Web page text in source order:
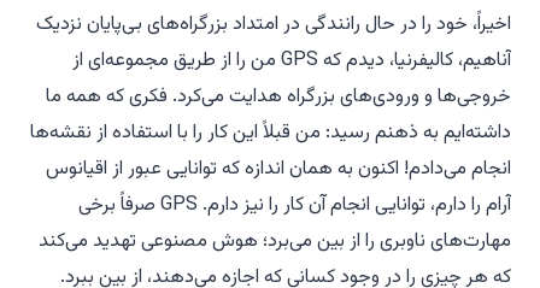
اخیراً، خود را در حال رانندگی در امتداد بزرگراه‌های بی‌پایان نزدیک
آناهیم، کالیفرنیا، دیدم که GPS من را از طریق مجموعه‌ای از
خروجی‌ها و ورودی‌های بزرگراه هدایت می‌کرد. فکری که همه ما
داشته‌ایم به ذهنم رسید: من قبلاً این کار را با استفاده از نقشه‌ها
انجام می‌دادم! اکنون به همان اندازه که توانایی عبور از اقیانوس
آرام را دارم، توانایی انجام آن کار را نیز دارم. GPS صرفاً برخی
مهارت‌های ناوبری را از بین می‌برد؛ هوش مصنوعی تهدید می‌کند
که هر چیزی را در وجود کسانی که اجازه می‌دهند، از بین ببرد.